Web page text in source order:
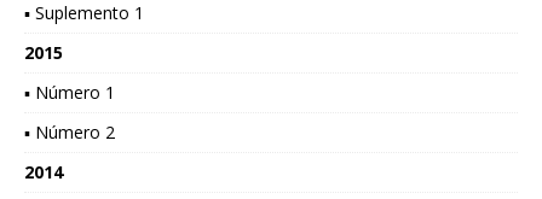
▪ Suplemento 1
2015
▪ Número 1
▪ Número 2
2014